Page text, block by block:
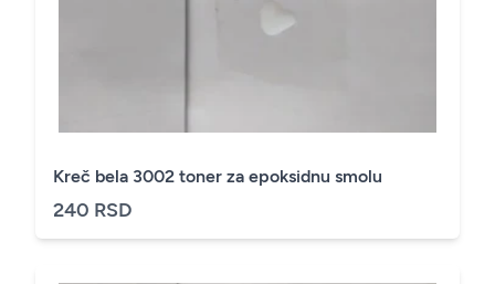
Kreč bela 3002 toner za epoksidnu smolu
240 RSD